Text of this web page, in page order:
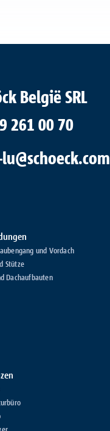
België SRL
261 00 70
und Vordach
Stütze
Dachaufbauten